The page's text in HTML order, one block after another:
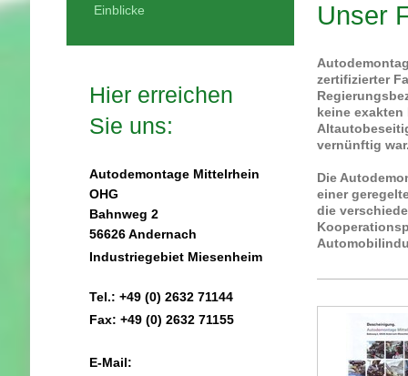
Unser
zertifizierter
keine
vernünftig
Die
einer
die
Einblicke
Hier erreichen
Sie uns:
Autodemontage Mittelrhein
OHG
Bahnweg 2
56626 Andernach
Industriegebiet Miesenheim
Tel.: +49 (0) 2632 71144
Fax: +49 (0) 2632 71155
E-Mail: